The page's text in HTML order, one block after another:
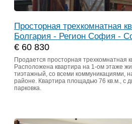
Просторная трехкомнатная
Болгария - Регион София -
€ 60 830
Продается просторная трехкомнатная
Расположена квартира на 1-ом этаже
тиэтажный, со всеми коммуникациями,
районе. Квартира площадью 76 кв.м., с
парковка.